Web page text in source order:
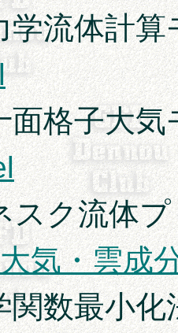
学流体計算
面格子大気
スク流体
気・雲成
関数最小